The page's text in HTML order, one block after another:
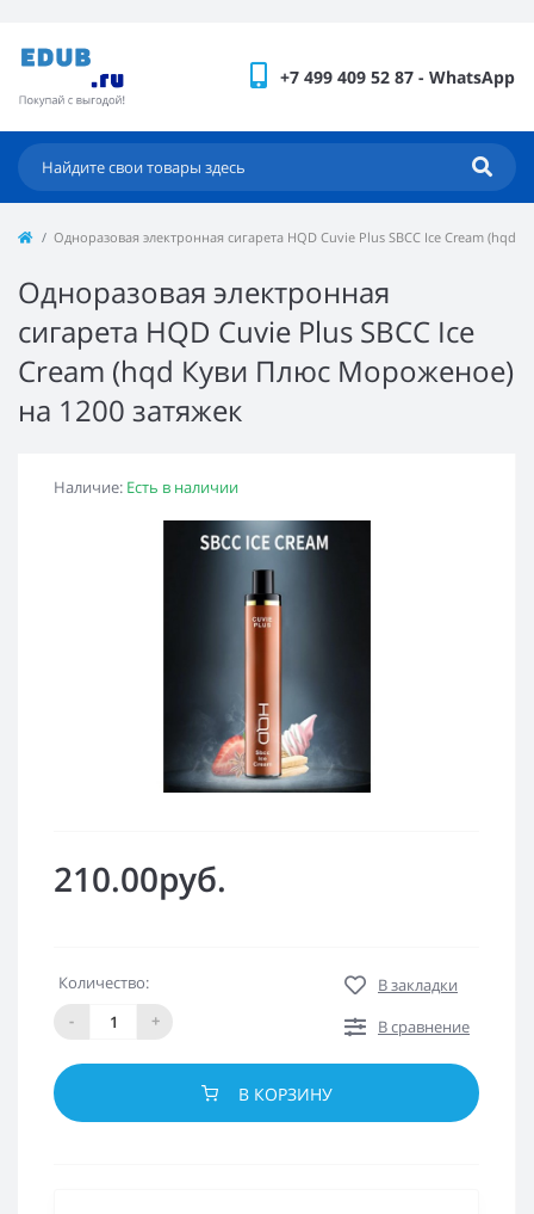
+7 499 409 52 87 - WhatsApp
Одноразовая электронная сигарета HQD Cuvie Plus SBCC Ice Cream
Одноразовая электронная
сигарета HQD Cuvie Plus SBCC Ice
Cream (hqd Куви Плюс Мороженое)
на 1200 затяжек
Наличие: Есть в наличии
210.00руб.
Количество:
-
+
В закладки
В сравнение
В КОРЗИНУ